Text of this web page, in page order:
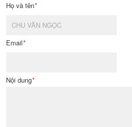
Họ và tên*
Email*
Nội dung*